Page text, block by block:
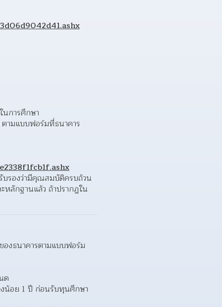
นการศึกษา
ามแบบฟอร์มที่ธนาคาร
บรองว่ามีคุณสมบัติครบถ้วน
ลักฐานแล้ว ถ้าปรากฏใน
งธนาคารตามแบบฟอร์ม
ด
น้อย 1 ปี ก่อนรับทุนศึกษา